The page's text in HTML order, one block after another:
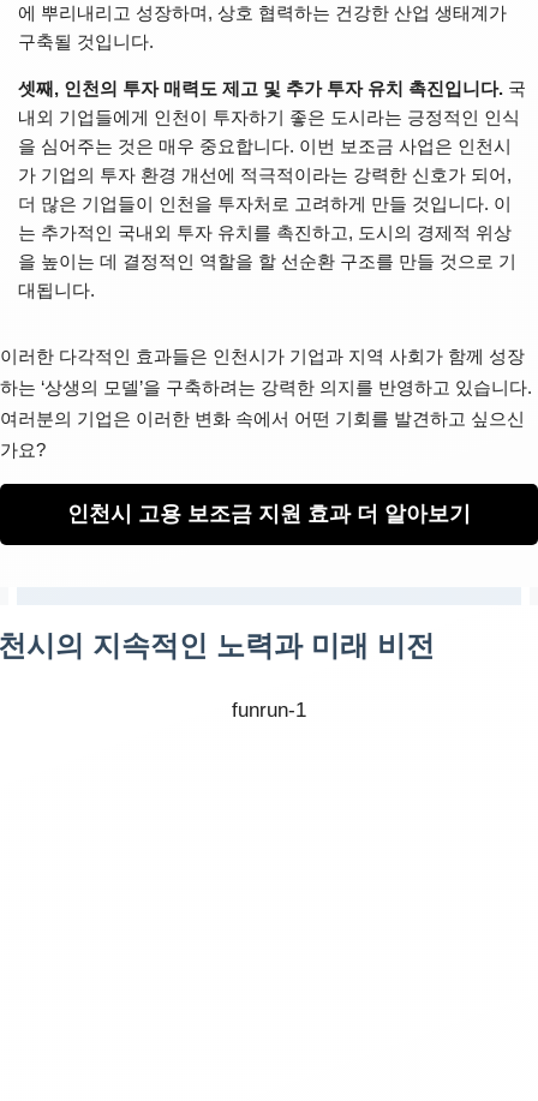
에 뿌리내리고 성장하며, 상호 협력하는 건강한 산업 생태계가
구축될 것입니다.
셋째, 인천의 투자 매력도 제고 및 추가 투자 유치 촉진입니다. 국
내외 기업들에게 인천이 투자하기 좋은 도시라는 긍정적인 인식
을 심어주는 것은 매우 중요합니다. 이번 보조금 사업은 인천시
가 기업의 투자 환경 개선에 적극적이라는 강력한 신호가 되어,
더 많은 기업들이 인천을 투자처로 고려하게 만들 것입니다. 이
는 추가적인 국내외 투자 유치를 촉진하고, 도시의 경제적 위상
을 높이는 데 결정적인 역할을 할 선순환 구조를 만들 것으로 기
대됩니다.
이러한 다각적인 효과들은 인천시가 기업과 지역 사회가 함께 성장
하는 ‘상생의 모델’을 구축하려는 강력한 의지를 반영하고 있습니다.
여러분의 기업은 이러한 변화 속에서 어떤 기회를 발견하고 싶으신
가요?
인천시 고용 보조금 지원 효과 더 알아보기
시의 지속적인 노력과 미래 비전
funrun-1